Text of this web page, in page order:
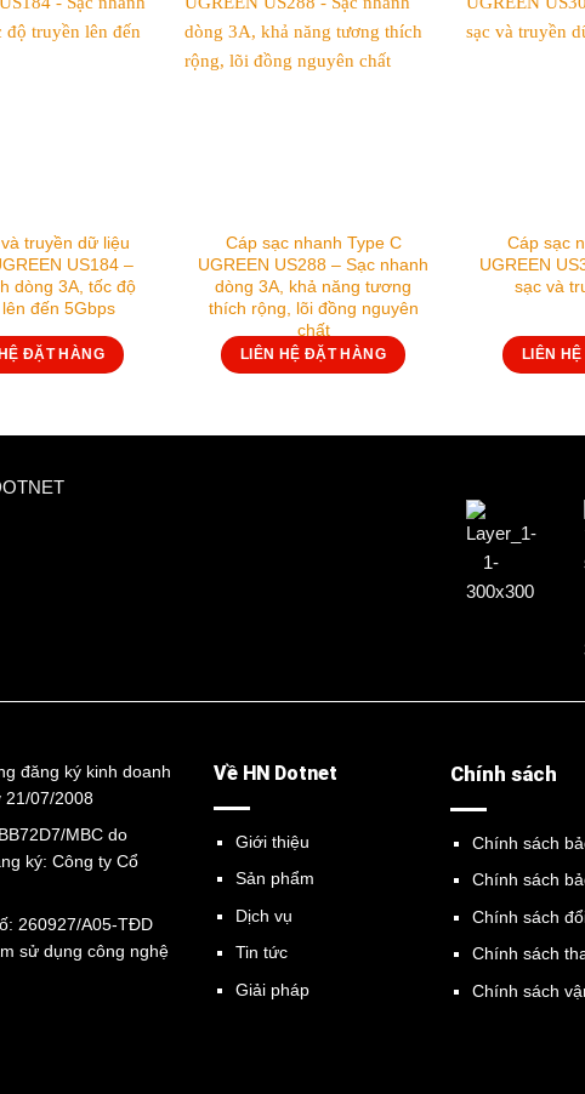
truyền dữ liệu
US184 –
dòng 3A, tốc độ
đến 5Gbps
ĐẶT HÀNG
Cáp sạc nhanh Type C
UGREEN US288 – Sạc nhanh
dòng 3A, khả năng tương
thích rộng, lõi đồng nguyên
chất
LIÊN HỆ ĐẶT HÀNG
Cáp sạc
UGREEN
sạc và
LIÊN
đăng ký kinh doanh
21/07/2008
MBC do
ký: Công ty Cổ
260927/A05-TĐD
sử dụng công nghệ
Về HN Dotnet
Giới thiệu
Sản phẩm
Dịch vụ
Tin tức
Giải pháp
Chính sách
Chính sách
Chính sách
Chính sách
Chính sách
Chính sách